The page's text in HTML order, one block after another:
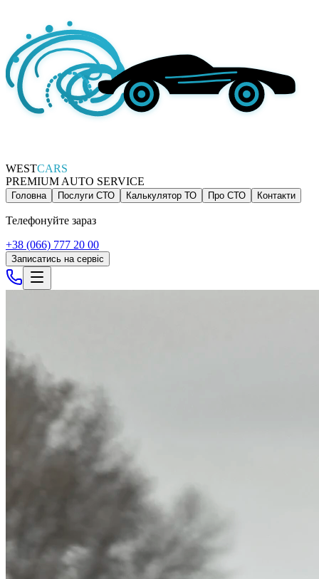
WESTCARS
PREMIUM AUTO SERVICE
Головна Послуги СТО Калькулятор ТО Про СТО Контакти
Телефонуйте зараз
+38 (066) 777 20 00
Записатись на сервіс